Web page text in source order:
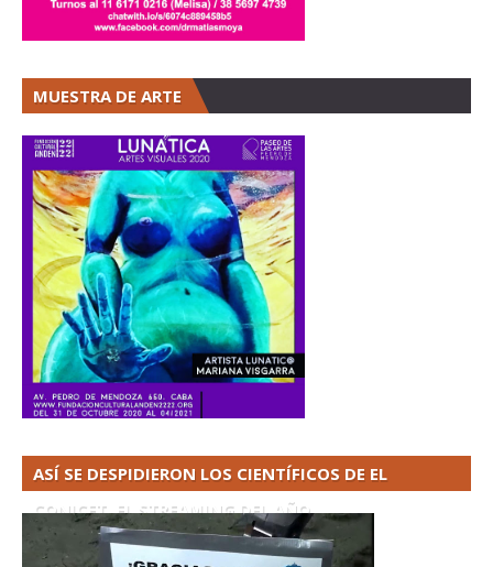
MUESTRA DE ARTE
ASÍ SE DESPIDIERON LOS CIENTÍFICOS DE EL
CONICET. EL STREAMING DEL AÑO